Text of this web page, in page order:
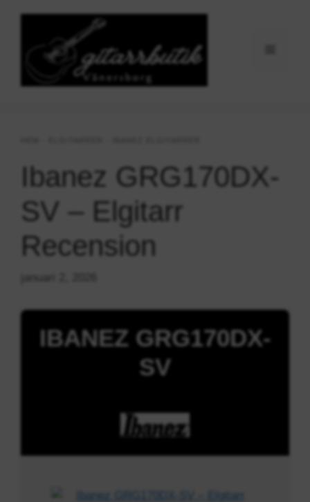
Ibanez GRG170DX-
SV – Elgitarr
Recension
IBANEZ GRG170DX-
SV